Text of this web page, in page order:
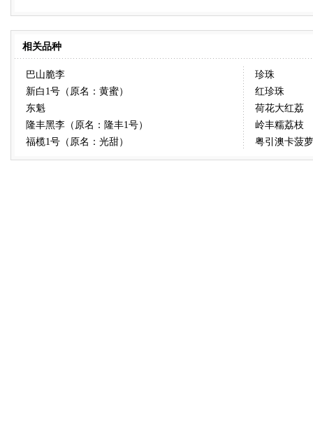
相关品种
巴山脆李
新白1号（原名：黄蜜）
东魁
隆丰黑李（原名：隆丰1号）
福榄1号（原名：光甜）
珍珠
红珍珠
荷花大红荔
岭丰糯荔枝
粤引澳卡菠萝